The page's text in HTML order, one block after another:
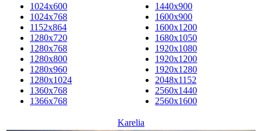
1024x600
1024x768
1152x864
1280x720
1280x768
1280x800
1280x960
1280x1024
1360x768
1366x768
1440x900
1600x900
1600x1200
1680x1050
1920x1080
1920x1200
1920x1280
2048x1152
2560x1440
2560x1600
Karelia